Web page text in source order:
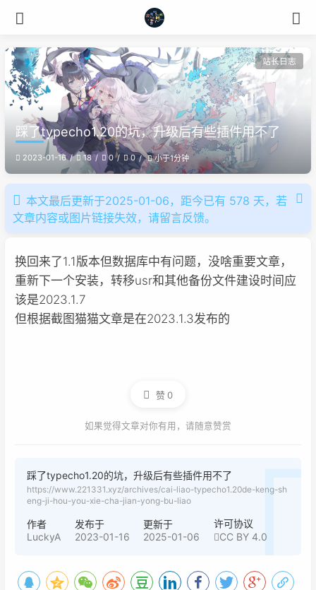
站长日志
踩了typecho1.20的坑，升级后有些插件用不了
2023-01-16 18 0 0 小于1分钟
本文最后更新于2025-01-06，距今已有 578 天，若
文章内容或图片链接失效，请留言反馈。
换回来了1.1版本但数据库中有问题，没啥重要文章，
重新下一个安装，转移usr和其他备份文件建设时间应
该是2023.1.7
但根据截图猫猫文章是在2023.1.3发布的
赞0
如果觉得文章对你有用，请随意赞赏
踩了typecho1.20的坑，升级后有些插件用不了
https://www.221331.xyz/archives/cai-liao-typecho1.20de-keng-sh
eng-ji-hou-you-xie-cha-jian-yong-bu-liao
作者
LuckyA
发布于
2023-01-16
更新于
2025-01-06
许可协议
CC BY 4.0